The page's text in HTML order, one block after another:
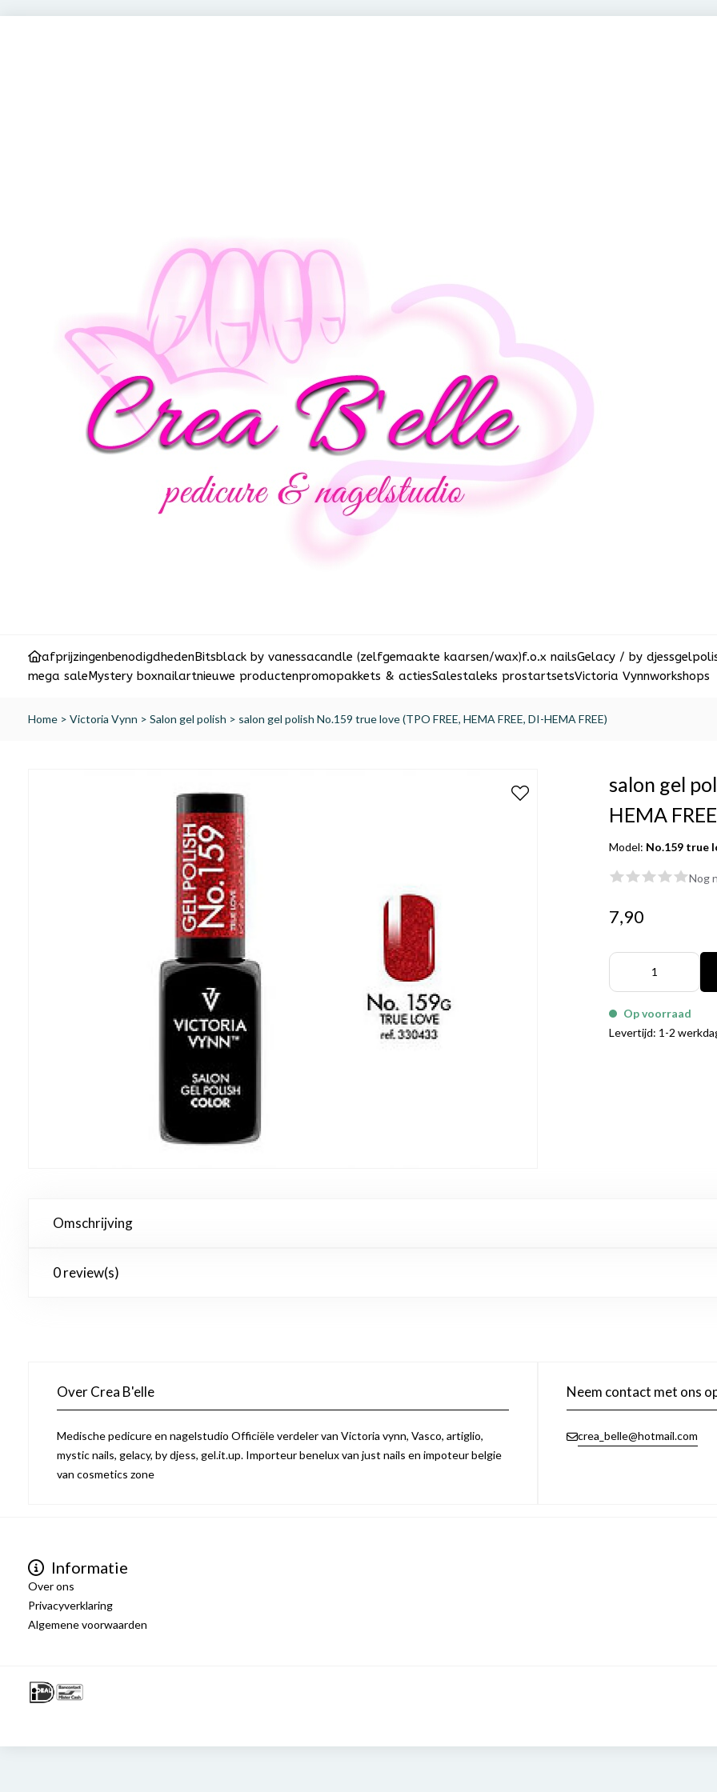
afprijzingenbenodigdhedenBitsblack by vanessacandle (zelfgemaakte kaarsen/wax)f.o.x nailsGelacy / by djess
mega saleMystery boxnailartnieuwe productenpromopakkets & actiesSalestaleks prostartsetsVictoria Vynnworkshops
Home > Victoria Vynn > Salon gel polish > salon gel polish No.159 true love (TPO FREE, HEMA FREE, DI-HEMA FREE)
salon gel
HEMA
Model: No.159 true
Nog
7,90
Op voorraad
Levertijd: 1-2
Omschrijving
0 review(s)
Over Crea B'elle
Medische pedicure en nagelstudio Officiële verdeler van Victoria vynn, Vasco, artiglio,
mystic nails, gelacy, by djess, gel.it.up. Importeur benelux van just nails en impoteur belgie
van cosmetics zone
Neem contact met ons
crea_belle@hotmail.com
Informatie
Over ons
Privacyverklaring
Algemene voorwaarden